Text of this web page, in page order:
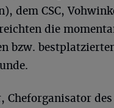
dem CSC,
die
bzw.
Cheforganisator des